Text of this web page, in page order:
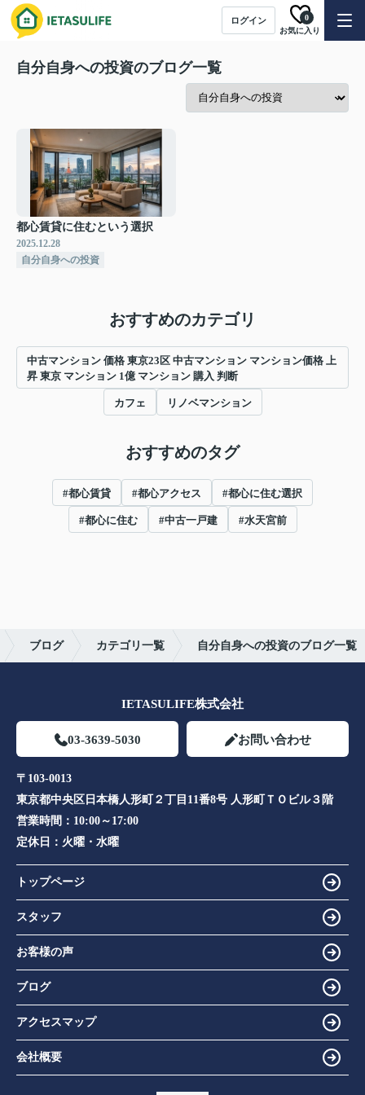
ログイン
お気に入り
0
自分自身への投資のブログ一覧
都心賃貸に住むという選択
2025.12.28
自分自身への投資
おすすめのカテゴリ
中古マンション 価格 東京23区 中古マンション マンション価格 上
昇 東京 マンション 1億 マンション 購入 判断
カフェ リノベマンション
おすすめのタグ
#都心賃貸 #都心アクセス #都心に住む選択
#都心に住む #中古一戸建 #水天宮前
ブログ カテゴリ一覧 自分自身への投資のブログ一覧
IETASULIFE株式会社
03-3639-5030 お問い合わせ
〒103-0013
東京都中央区日本橋人形町２丁目11番8号 人形町ＴＯビル３階
営業時間： 10:00～17:00
定休日： 火曜・水曜
トップページ
スタッフ
お客様の声
ブログ
アクセスマップ
会社概要